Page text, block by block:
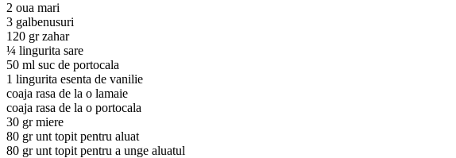
2 oua mari
3 galbenusuri
120 gr zahar
¼ lingurita sare
50 ml suc de portocala
1 lingurita esenta de vanilie
coaja rasa de la o lamaie
coaja rasa de la o portocala
30 gr miere
80 gr unt topit pentru aluat
80 gr unt topit pentru a unge aluatul